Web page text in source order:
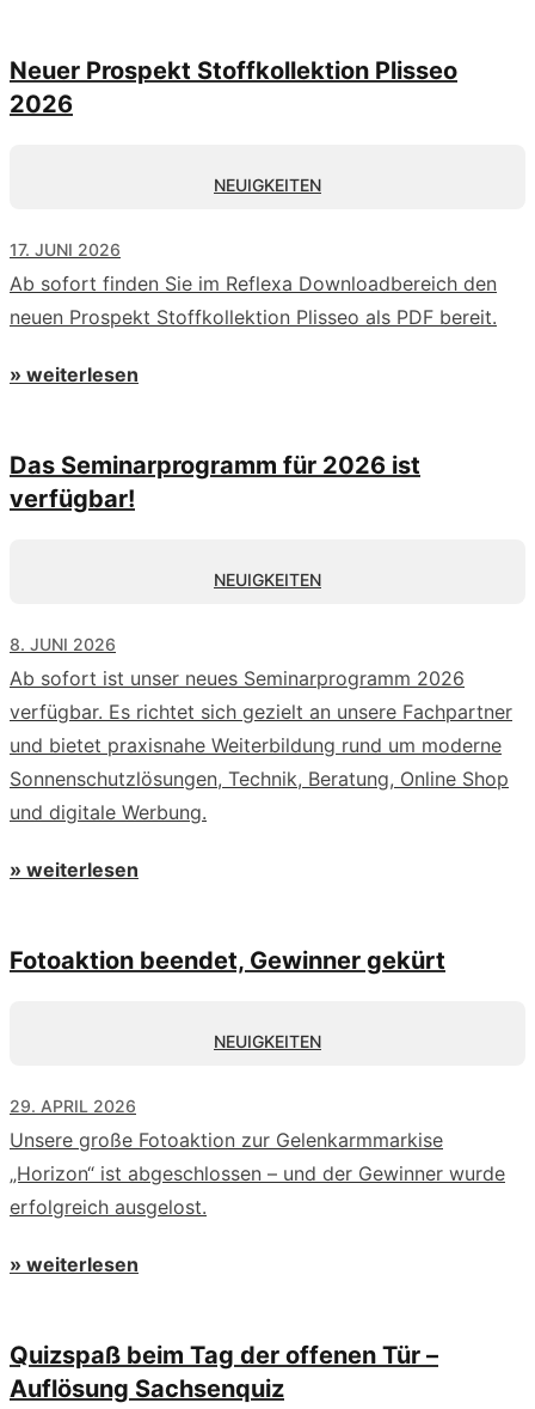
Neuer Prospekt Stoffkollektion Plisseo
2026
NEUIGKEITEN
17. JUNI 2026
Ab sofort finden Sie im Reflexa Downloadbereich den
neuen Prospekt Stoffkollektion Plisseo als PDF bereit.
» weiterlesen
Das Seminarprogramm für 2026 ist
verfügbar!
NEUIGKEITEN
8. JUNI 2026
Ab sofort ist unser neues Seminarprogramm 2026
verfügbar. Es richtet sich gezielt an unsere Fachpartner
und bietet praxisnahe Weiterbildung rund um moderne
Sonnenschutzlösungen, Technik, Beratung, Online Shop
und digitale Werbung.
» weiterlesen
Fotoaktion beendet, Gewinner gekürt
NEUIGKEITEN
29. APRIL 2026
Unsere große Fotoaktion zur Gelenkarmmarkise
„Horizon“ ist abgeschlossen – und der Gewinner wurde
erfolgreich ausgelost.
» weiterlesen
Quizspaß beim Tag der offenen Tür –
Auflösung Sachsenquiz